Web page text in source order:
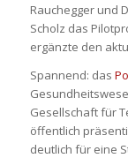
Rauchegger und
Scholz das
ergänzte den
Spannend: das
Gesellschaft für
öffentlich
deutlich für eine